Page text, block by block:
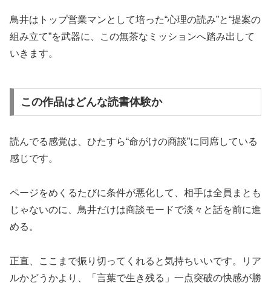
鳥井はトップ営業マンとして培った“心理の読み”と“提案の
組み立て”を武器に、この無茶なミッションへ踏み出して
いきます。
この作品はどんな読書体験か
読んでる感覚は、ひたすら“命がけの商談”に同席している
感じです。
ページをめくるたびに条件が悪化して、相手は全員まとも
じゃないのに、鳥井だけは商談モードで淡々と話を前に進
める。
正直、ここまで振り切ってくれると気持ちいいです。リア
ルかどうかより、「言葉で生き残る」一点突破の快感が勝